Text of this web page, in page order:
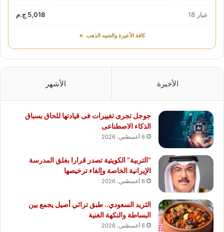
عيار 18 5,018 ج.م
كافة الأعيرة والجنيه الذهب ←
الأخيرة الأشهر
جوجل تجرى تغييرات فى قيادتها للحاق بسباق
الذكاء الاصطناعى
6 أغسطس، 2026
“التربية” الكويتية تصدر قرارا بغلق المدرسة
الإيرانية الخاصة وإلغاء ترخيصها
6 أغسطس، 2026
الثريد السعودي.. طبق تراثي أصيل يجمع بين
البساطة والنكهة الغنية
6 أغسطس، 2026